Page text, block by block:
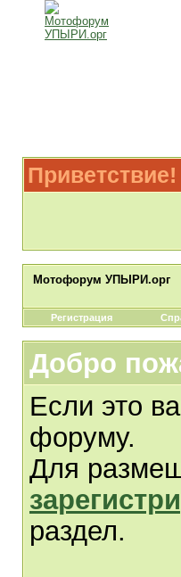
Мотофорум УПЫРИ.орг
Регистрация
Добро
Если это
форуму.
Для
раздел.